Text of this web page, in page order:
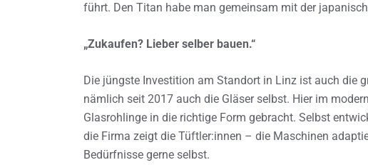
führt. Den Titan habe man gemeinsam mit der
„Zukaufen? Lieber selber bauen.“
Die jüngste Investition am Standort in Linz ist auch die
nämlich seit 2017 auch die Gläser selbst. Hier im
Glasrohlinge in die richtige Form gebracht. Selbst
die Firma zeigt die Tüftler:innen – die Maschinen
Bedürfnisse gerne selbst.